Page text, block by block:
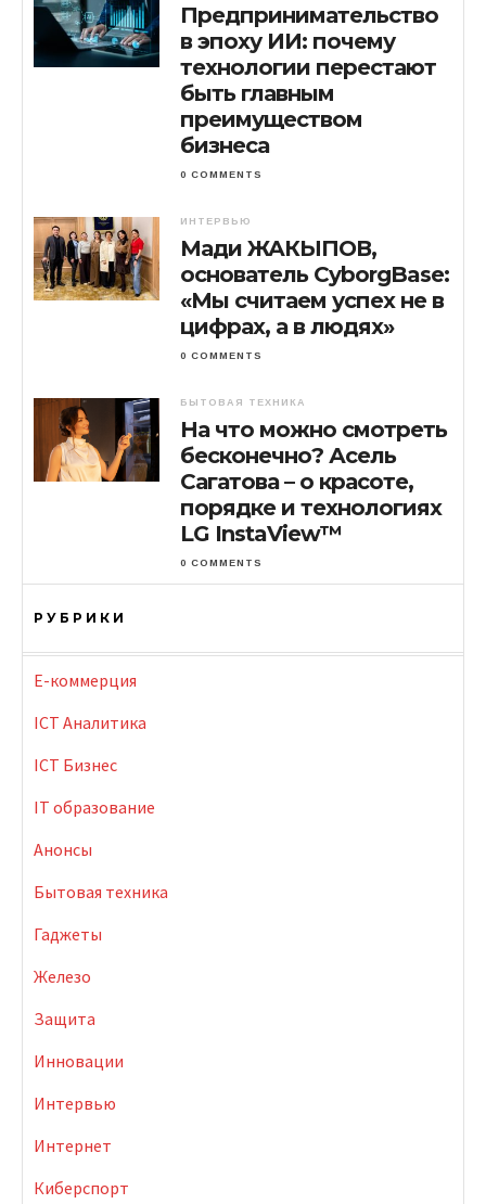
Предпринимательство
в эпоху ИИ: почему
технологии перестают
быть главным
преимуществом
бизнеса
0 COMMENTS
ИНТЕРВЬЮ
Мади ЖАКЫПОВ,
основатель CyborgBase:
«Мы считаем успех не в
цифрах, а в людях»
0 COMMENTS
БЫТОВАЯ ТЕХНИКА
На что можно смотреть
бесконечно? Асель
Сагатова – о красоте,
порядке и технологиях
LG InstaView™
0 COMMENTS
РУБРИКИ
E-коммерция
ICT Аналитика
ICT Бизнес
IT образование
Анонсы
Бытовая техника
Гаджеты
Железо
Защита
Инновации
Интервью
Интернет
Киберспорт